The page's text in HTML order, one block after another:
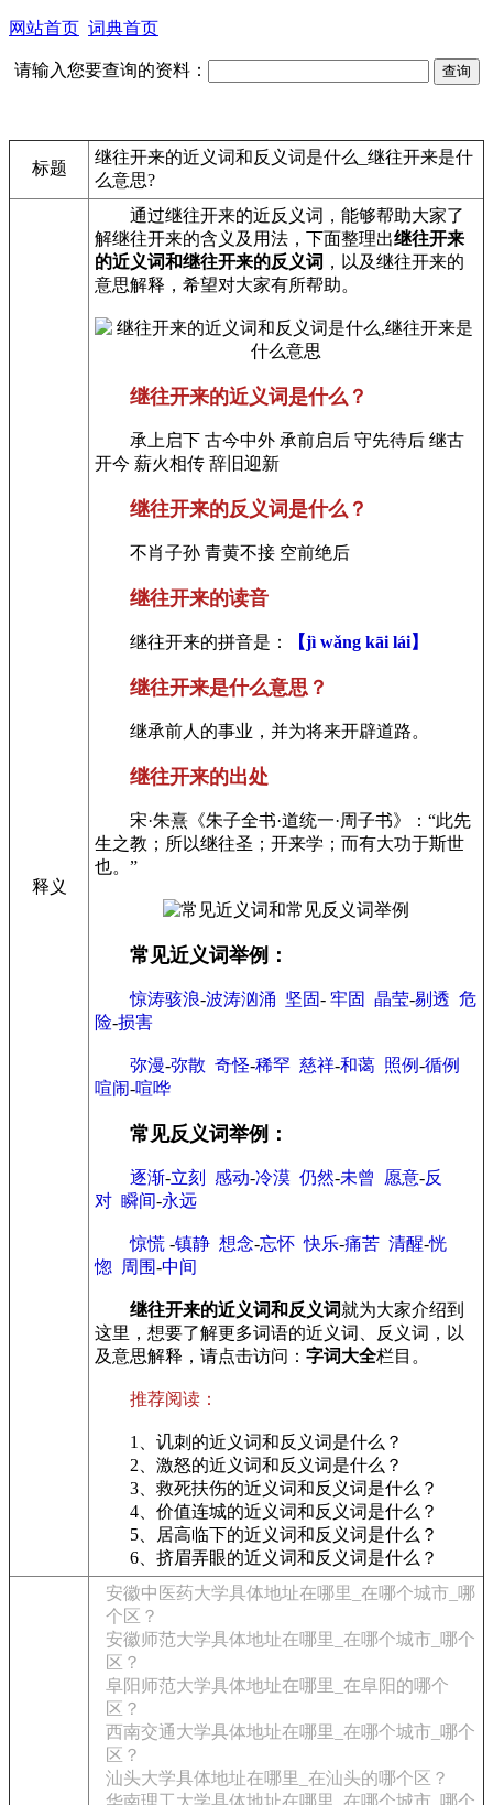
网站首页 词典首页
请输入您要查询的资料：
标题
继往开来的近义词和反义词是什么_继往开来是什
么意思?
释义
通过继往开来的近反义词，能够帮助大家了
解继往开来的含义及用法，下面整理出继往开来
的近义词和继往开来的反义词 ，以及继往开来的
意思解释，希望对大家有所帮助。
继往开来的近义词是什么？
承上启下 古今中外 承前启后 守先待后 继古
开今 薪火相传 辞旧迎新
继往开来的反义词是什么？
不肖子孙 青黄不接 空前绝后
继往开来的读音
继往开来的拼音是： 【jì wǎng kāi lái】
继往开来是什么意思？
继承前人的事业，并为将来开辟道路。
继往开来的出处
宋·朱熹《朱子全书·道统一·周子书》：“此先
生之教；所以继往圣；开来学；而有大功于斯世
也。”
常见近义词举例：
惊涛骇浪-波涛汹涌 坚固- 牢固 晶莹-剔透 危
险-损害
弥漫-弥散 奇怪-稀罕 慈祥-和蔼 照例-循例
喧闹-喧哗
常见反义词举例：
逐渐-立刻 感动-冷漠 仍然-未曾 愿意-反
对 瞬间-永远
惊慌 -镇静 想念-忘怀 快乐-痛苦 清醒-恍
惚
周围-中间
继往开来的近义词和反义词就为大家介绍到
这里，想要了解更多词语的近义词、反义词，以
及意思解释，请点击访问： 字词大全栏目。
推荐阅读：
1、讥刺的近义词和反义词是什么？
2、激怒的近义词和反义词是什么？
3、救死扶伤的近义词和反义词是什么？
4、价值连城的近义词和反义词是什么？
5、居高临下的近义词和反义词是什么？
6、挤眉弄眼的近义词和反义词是什么？
安徽中医药大学具体地址在哪里_在哪个城市_哪
个区？
安徽师范大学具体地址在哪里_在哪个城市_哪个
区？
阜阳师范大学具体地址在哪里_在阜阳的哪个
区？
西南交通大学具体地址在哪里_在哪个城市_哪个
区？
汕头大学具体地址在哪里_在汕头的哪个区？
华南理工大学具体地址在哪里_在哪个城市_哪个